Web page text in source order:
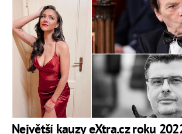
Největší kauzy eXtra.cz roku